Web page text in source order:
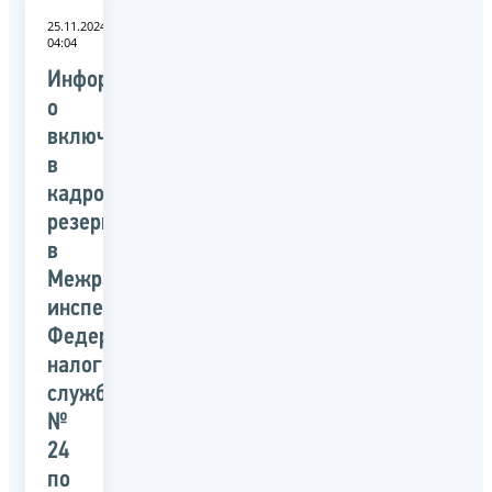
25.11.2024
04:04
Информация
о
включении
в
кадровый
резерва
в
Межрайонной
инспекции
Федеральной
налоговой
службы
№
24
по